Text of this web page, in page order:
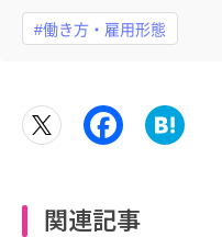
#働き方・雇用形態
関連記事